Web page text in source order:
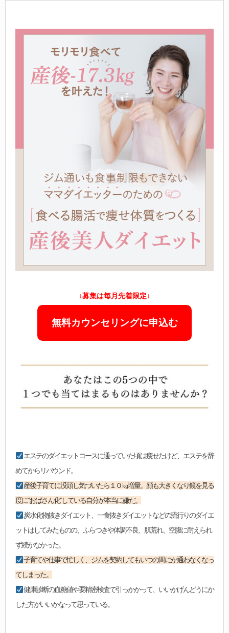
↓募集は毎月先着限定↓
無料カウンセリングに申込む
エステのダイエットコースに通っていた頃は痩せたけど、エステを辞
めてからリバウンド。
産後子育てに没頭し気づいたら１０㎏増量。顔も大きくなり鏡を見る
度に”おばさん化”している自分が本当に嫌だ。
炭水化物抜きダイエット、一食抜きダイエットなどの流行りのダイエ
ットはしてみたものの、ふらつきや体調不良、肌荒れ、空腹に耐えられ
ず続かなかった。
子育てや仕事で忙しく、ジムを契約してもいつの間にか通わなくなっ
てしまった。
健康診断の血糖値や要精密検査で引っかかって、いいかげんどうにか
した方がいいかなって思っている。